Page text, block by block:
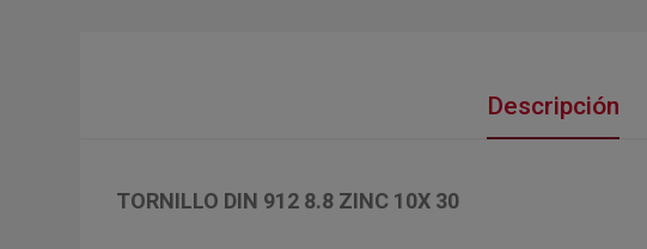
Descripción
TORNILLO DIN 912 8.8 ZINC 10X 30